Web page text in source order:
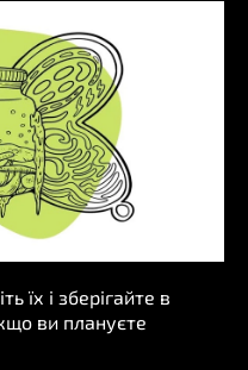
їх і зберігайте в
ви плануєте